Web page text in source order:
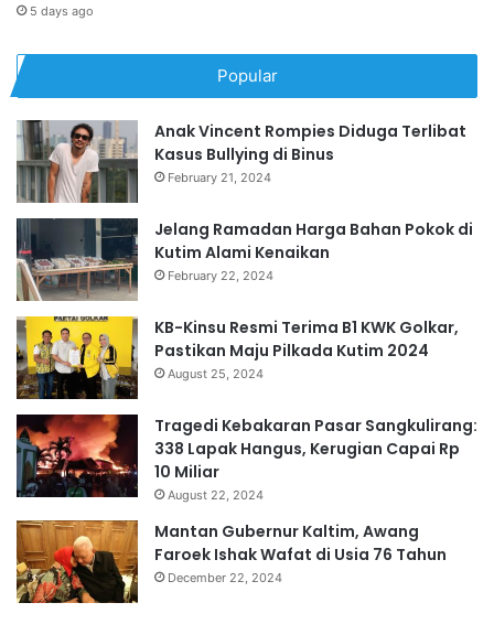
5 days ago
Popular
Anak Vincent Rompies Diduga Terlibat
Kasus Bullying di Binus
February 21, 2024
Jelang Ramadan Harga Bahan Pokok di
Kutim Alami Kenaikan
February 22, 2024
KB-Kinsu Resmi Terima B1 KWK Golkar,
Pastikan Maju Pilkada Kutim 2024
August 25, 2024
Tragedi Kebakaran Pasar Sangkulirang:
338 Lapak Hangus, Kerugian Capai Rp
10 Miliar
August 22, 2024
Mantan Gubernur Kaltim, Awang
Faroek Ishak Wafat di Usia 76 Tahun
December 22, 2024